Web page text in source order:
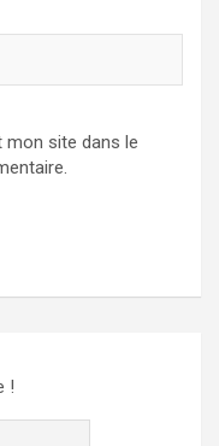
mon site dans le
!